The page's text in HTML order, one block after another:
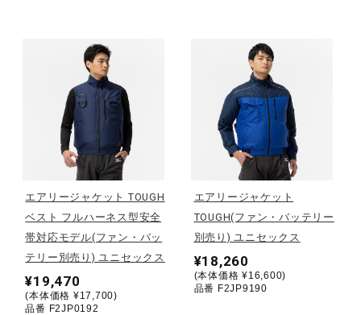
バレーボール
テニス／ソフトテニス
バドミントン
陸上競技
卓球
エアリージャケット TOUGH
ベスト フルハーネス型安全
帯対応モデル(ファン・バッ
テリー別売り) ユニセックス
¥19,470
(本体価格 ¥17,700)
品番 F2JP0192
エアリージャケット
TOUGH(ファン・バッテリー
別売り) ユニセックス
¥18,260
(本体価格 ¥16,600)
品番 F2JP9190